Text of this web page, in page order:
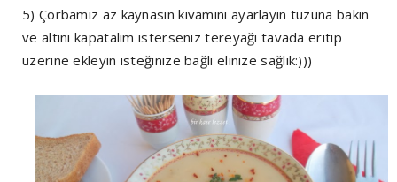
5) Çorbamız az kaynasın kıvamını ayarlayın tuzuna bakın
ve altını kapatalım isterseniz tereyağı tavada eritip
üzerine ekleyin isteğinize bağlı elinize sağlık:)))